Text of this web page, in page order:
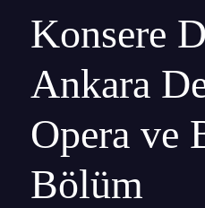
Konsere
Ankara
Opera ve
Bölüm